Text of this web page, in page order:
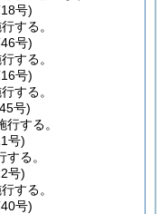
号)
する。
号)
する。
号)
する。
号)
する。
号)
る。
号)
する。
号)